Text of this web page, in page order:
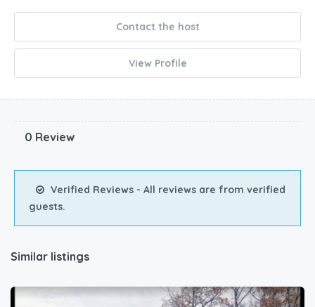
Contact the host
View Profile
0 Review
Verified Reviews - All reviews are from verified
guests.
Similar listings